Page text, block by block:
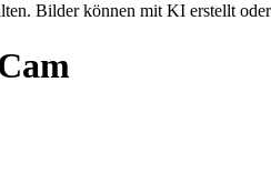
Bilder können mit KI erstellt